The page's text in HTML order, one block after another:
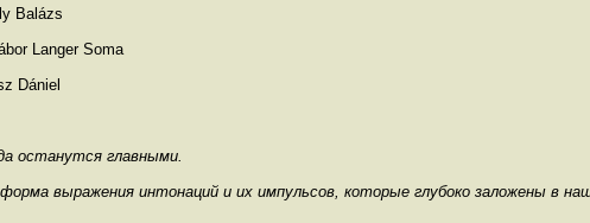
Balázs
Langer Soma
Dániel
останутся главными.
выражения интонаций и их импульсов, которые глубоко заложены в